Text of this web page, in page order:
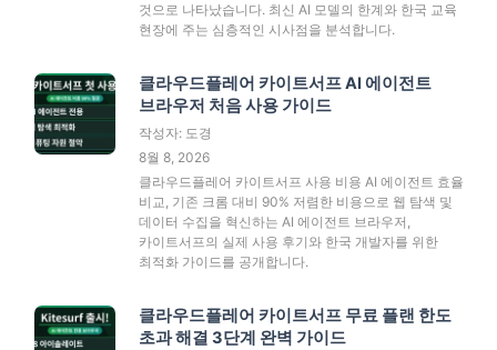
것으로 나타났습니다. 최신 AI 모델의 한계와 한국 교육
현장에 주는 심층적인 시사점을 분석합니다.
클라우드플레어 카이트서프 AI 에이전트
브라우저 처음 사용 가이드
작성자: 도경
8월 8, 2026
클라우드플레어 카이트서프 사용 비용 AI 에이전트 효율
비교, 기존 크롬 대비 90% 저렴한 비용으로 웹 탐색 및
데이터 수집을 혁신하는 AI 에이전트 브라우저,
카이트서프의 실제 사용 후기와 한국 개발자를 위한
최적화 가이드를 공개합니다.
클라우드플레어 카이트서프 무료 플랜 한도
초과 해결 3단계 완벽 가이드